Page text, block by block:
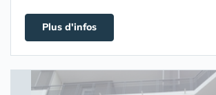
Plus d'infos